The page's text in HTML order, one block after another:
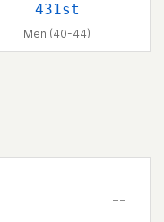
431st
Men (40-44)
--